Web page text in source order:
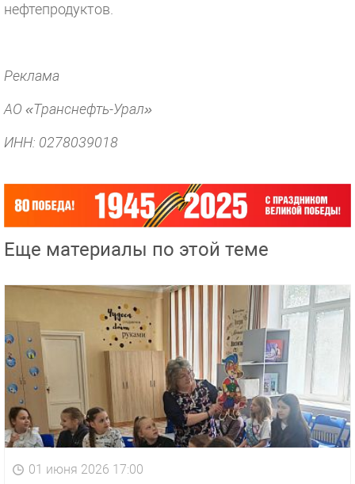
нефтепродуктов.
Реклама
АО «Транснефть-Урал»
ИНН: 0278039018
Еще материалы по этой теме
01 июня 2026 17:00